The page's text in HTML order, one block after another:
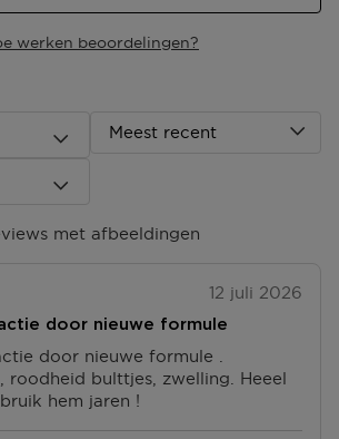
werken beoordelingen?
met afbeeldingen
Meest recent
12 juli 2026
door nieuwe formule
door nieuwe formule .
roodheid bulttjes, zwelling. Heeel
hem jaren !